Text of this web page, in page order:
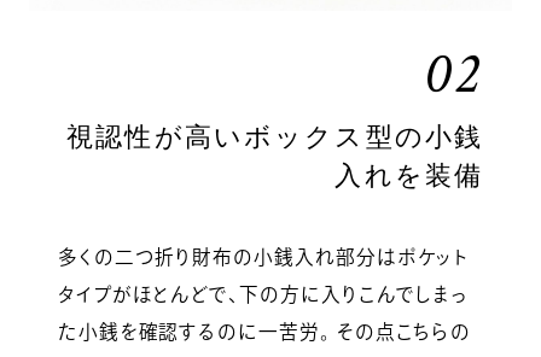
02
視認性が高いボックス型の小銭
入れを装備
多くの二つ折り財布の小銭入れ部分はポケット
タイプがほとんどで、下の方に入りこんでしまっ
た小銭を確認するのに一苦労。 その点こちらの